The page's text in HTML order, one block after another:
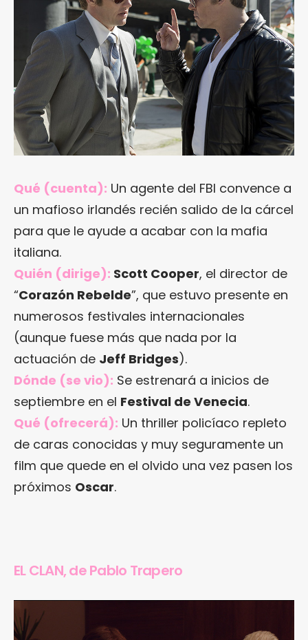
Qué (cuenta): Un agente del FBI convence a
un mafioso irlandés recién salido de la cárcel
para que le ayude a acabar con la mafia
italiana.
Quién (dirige): Scott Cooper, el director de
“Corazón Rebelde”, que estuvo presente en
numerosos festivales internacionales
(aunque fuese más que nada por la
actuación de Jeff Bridges).
Dónde (se vio): Se estrenará a inicios de
septiembre en el Festival de Venecia.
Qué (ofrecerá): Un thriller policíaco repleto
de caras conocidas y muy seguramente un
film que quede en el olvido una vez pasen los
próximos Oscar.
EL CLAN, de Pablo Trapero